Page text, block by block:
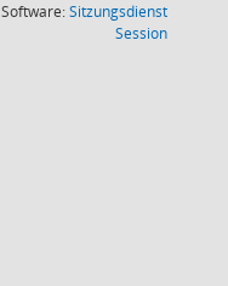
Software:Sitzungsdienst
Session(Wird in